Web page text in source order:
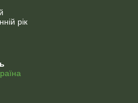
рік